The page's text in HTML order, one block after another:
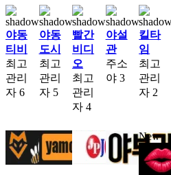
야동
티비
최고
관리
자 6
야동
도시
최고
관리
자 5
빨간
비디
오
최고
관리
자 4
야설
관
주소
야 3
킬타
임
최고
관리
자 2
New